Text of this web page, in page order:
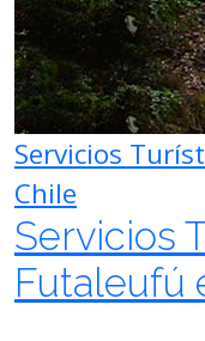
Servicios
Chile
Servicios
Futaleufú